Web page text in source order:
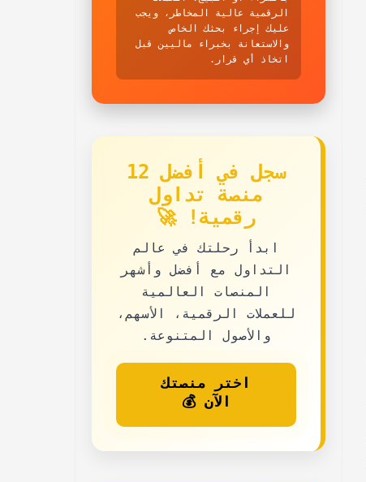
الرقمية عالية المخاطر، ويجب
عليك إجراء بحثك الخاص
والاستعانة بخبراء ماليين قبل
اتخاذ أي قرار.
سجل في أفضل 12
منصة تداول
رقمية! 🚀
ابدأ رحلتك في عالم
التداول مع
أفضل وأشهر
المنصات العالمية
للعملات الرقمية، الأسهم،
والأصول المتنوعة.
اختر منصتك
الآن 💰